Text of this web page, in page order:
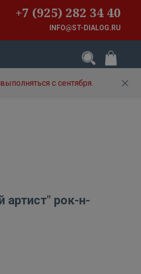
+7 (925) 282 34 40
INFO@ST-DIALOG.RU
с сентября.
артист" рок-н-